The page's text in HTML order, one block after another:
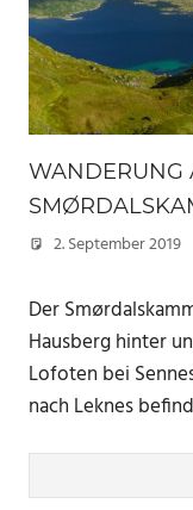
WANDERUNG
2. September 2019
Der
Hausberg hinter
Lofoten bei
nach Leknes